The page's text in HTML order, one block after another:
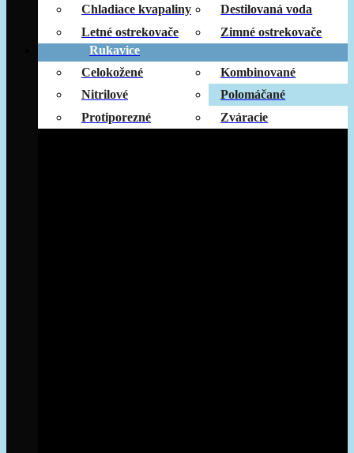
Chladiace kvapaliny
Destilovaná voda
Letné ostrekovače
Zimné ostrekovače
Rukavice
Celokožené
Kombinované
Nitrilové
Polomáčané
Protiporezné
Zváracie